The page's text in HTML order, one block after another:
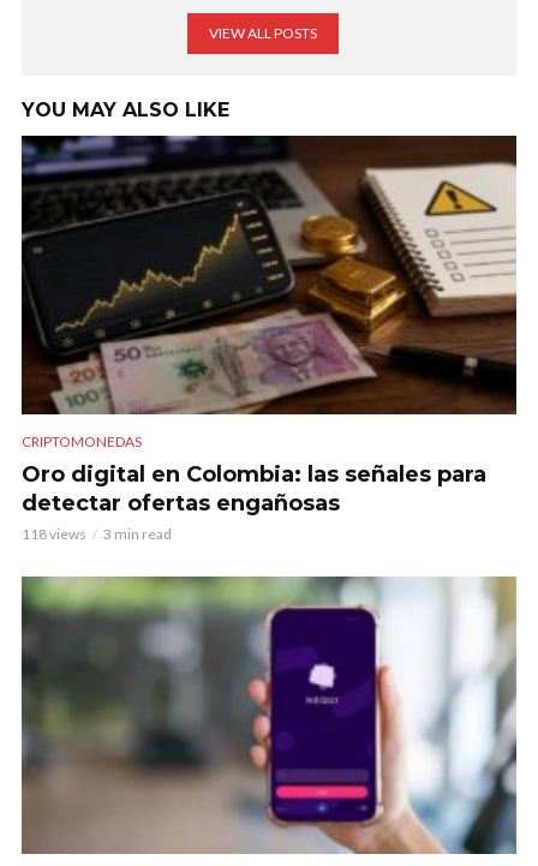
VIEW ALL POSTS
YOU MAY ALSO LIKE
CRIPTOMONEDAS
Oro digital en Colombia: las señales para
detectar ofertas engañosas
118 views 3 min read